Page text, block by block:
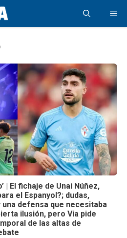
| El fichaje de Unai Núñez,
el Espanyol?; dudas,
defensa que necesitaba
ilusión, pero Via pide
de las altas de